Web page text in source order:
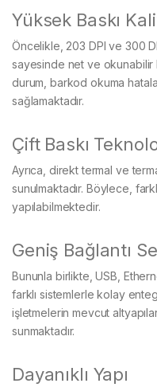
Yüksek Baskı
Öncelikle, 203 DPI ve 300
sayesinde net ve
durum, barkod okuma
sağlamaktadır.
Çift Baskı
Ayrıca, direkt termal ve
sunulmaktadır. Böylece,
yapılabilmektedir.
Geniş Bağlantı
Bununla birlikte, USB,
farklı sistemlerle kolay
işletmelerin mevcut
sunmaktadır.
Dayanıklı Yapı